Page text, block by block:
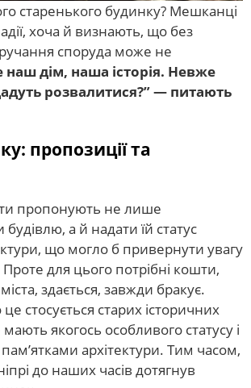
старенького будинку? Мешканці
хоча й визнають, що без
споруда може не
наш дім, наша історія. Невже
розвалитися?” — питають
пропозиції та
пропонують не лише
а й надати їй статус
що могло б привернути увагу
Проте для цього потрібні кошти,
здається, завжди бракує.
стосується старих історичних
мають якогось особливого статусу і
архітектури. Тим часом,
до наших часів дотягнув